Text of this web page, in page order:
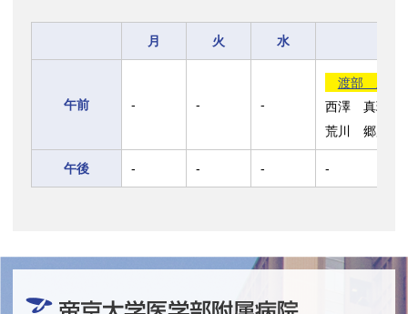
月 火 水
午前 - - -
渡部 欣忍
西澤 真理F
荒川 郷彦
午後 - - - -